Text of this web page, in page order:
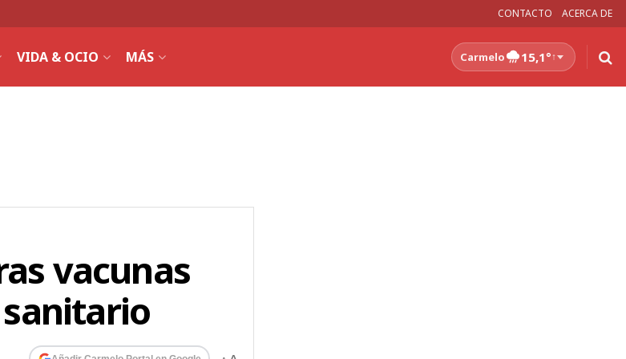
CONTACTO ACERCA DE
VIDA & OCIO MÁS Carmelo 15,1°↑
vacunas